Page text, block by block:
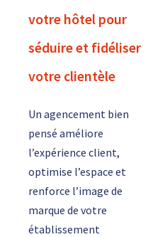
votre hôtel pour
séduire et fidéliser
votre clientèle
Un agencement bien
pensé améliore
l’expérience client,
optimise l’espace et
renforce l’image de
marque de votre
établissement